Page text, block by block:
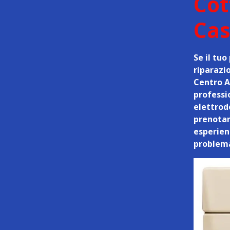
Se il
Centro